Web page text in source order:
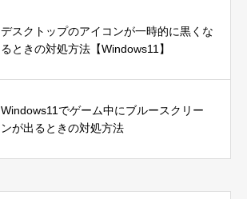
デスクトップのアイコンが一時的に黒くな
るときの対処方法【Windows11】
Windows11でゲーム中にブルースクリー
ンが出るときの対処方法